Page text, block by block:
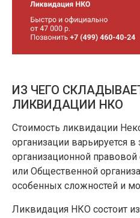
ИЗ ЧЕГО
ЛИКВИДАЦИИ НКО
Стоимость ликвидации
организации варьируется в
организационной
или Общественной
особенных сложностей и
Ликвидация НКО состоит